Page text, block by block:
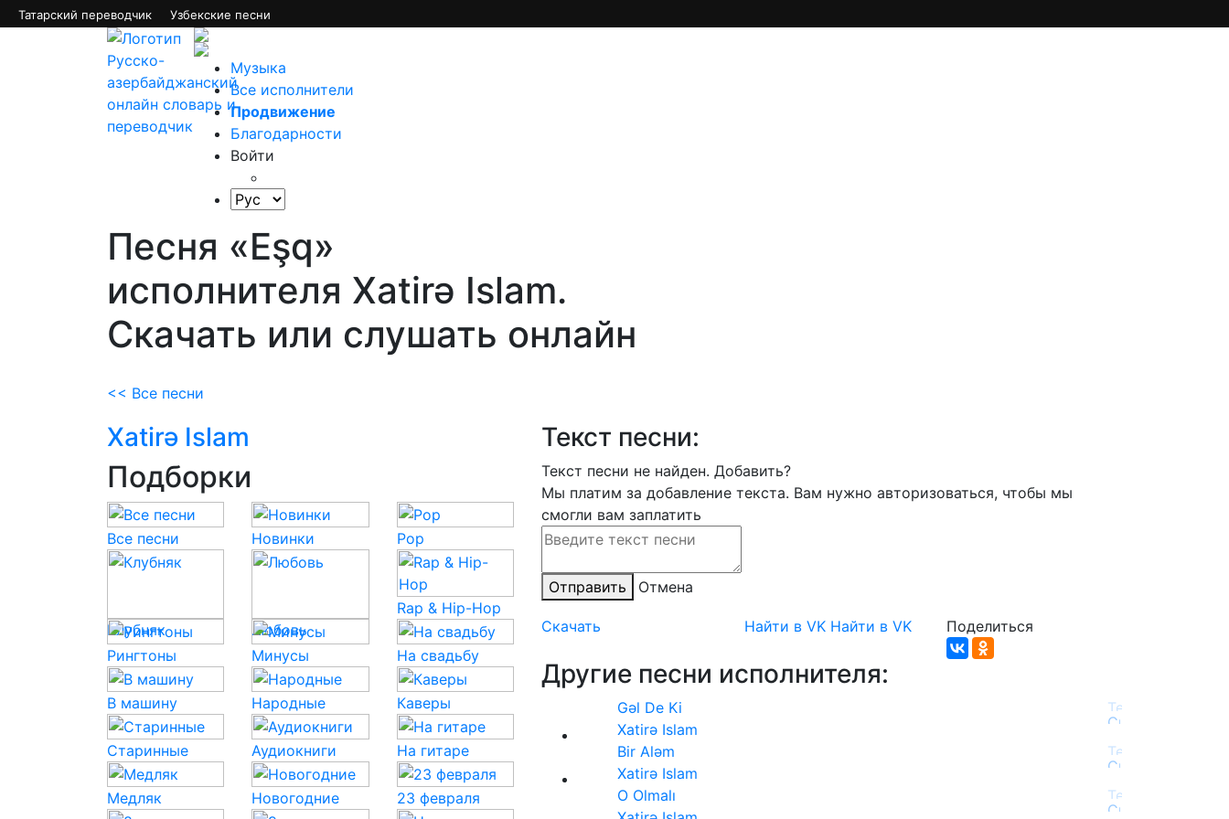
Татарский переводчик Узбекские песни
Музыка
Все исполнители
Продвижение
Благодарности
Войти
Песня «Eşq»
исполнителя Xatirə Islam.
Скачать или слушать онлайн
<< Все песни
Текст песни:
Текст песни не найден. Добавить?
Мы платим за добавление текста. Вам нужно авторизоваться, чтобы мы
смогли вам заплатить
Отправить Отмена
Скачать Найти в VK Найти в VK Поделиться
Другие песни исполнителя:
Gəl De Ki
Xatirə Islam
Bir Aləm
Xatirə Islam
O Olmalı
Xatirə Islam
Подборки
Все песни Новинки Pop
Клубняк Любовь
Rap & Hip-Hop
Рингтоны Минусы На свадьбу
В машину Народные Каверы
Старинные Аудиокниги На гитаре
Медляк Новогодние 23 февраля